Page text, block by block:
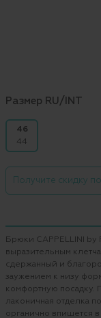
Размер RU/INT
46
44
Получите скидку
Брюки CAPPELLINI by
выразительным
сдержанный и
заужением к низу
комфортную посадку.
лаконичная отделка
органично впишется